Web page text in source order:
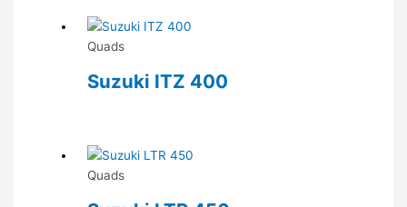
Quads
Suzuki ITZ 400
Quads